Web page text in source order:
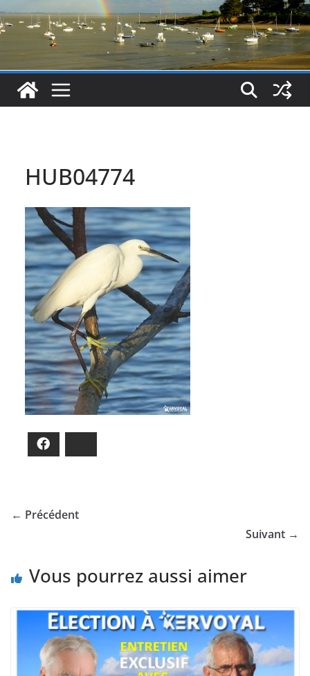
HUB04774
← Précédent
Suivant →
Vous pourrez aussi aimer